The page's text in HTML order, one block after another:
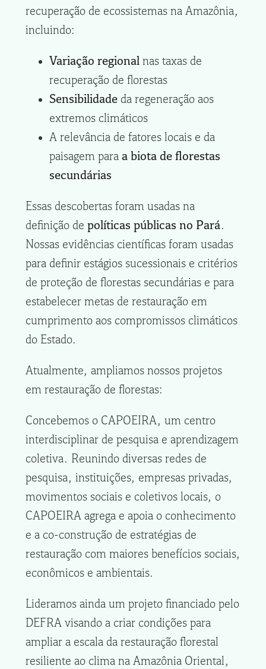
recuperação de ecossistemas na Amazônia,
incluindo:
Variação regionalnas taxas de
recuperação de florestas
Sensibilidadeda regeneração aos
extremos climáticos
A relevância de fatores locais e da
paisagem para a biota de florestas
secundárias
Essas descobertas foram usadas na
definição de políticas públicas no Pará.
Nossas evidências científicas foram usadas
para definir estágios sucessionais e critérios
de proteção de florestas secundárias e para
estabelecer metas de restauração em
cumprimento aos compromissos climáticos
do Estado.
Atualmente, ampliamos nossos projetos
em restauração de florestas:
Concebemos o CAPOEIRA, um centro
interdisciplinar de pesquisa e aprendizagem
coletiva. Reunindo diversas redes de
pesquisa, instituições, empresas privadas,
movimentos sociais e coletivos locais, o
CAPOEIRA agrega e apoia o conhecimento
e a co-construção de estratégias de
restauração com maiores benefícios sociais,
econômicos e ambientais.
Lideramos ainda um projeto financiado pelo
DEFRA visando a criar condições para
ampliar a escala da restauração florestal
resiliente ao clima na Amazônia Oriental,